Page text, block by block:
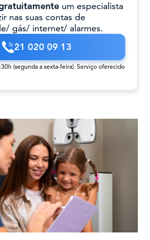
um especialista
nas suas contas de
gás/ internet/ alarmes.
21 020 09 13
(segunda a sexta-feira). Serviço oferecido